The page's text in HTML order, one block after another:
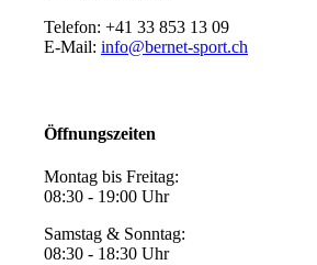
Telefon: +41 33 853 13 09
E-Mail: info@bernet-sport.ch
Öffnungszeiten
Montag bis Freitag:
08:30 - 19:00 Uhr
Samstag & Sonntag:
08:30 - 18:30 Uhr